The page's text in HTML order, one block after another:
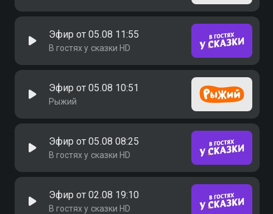
Эфир от 05.08 11:55
В гостях у сказки HD
Эфир от 05.08 10:51
Рыжий
Эфир от 05.08 08:25
В гостях у сказки HD
Эфир от 02.08 19:10
В гостях у сказки HD